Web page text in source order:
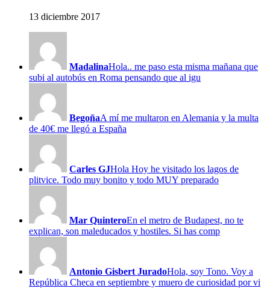
13 diciembre 2017
MadalinaHola.. me paso esta misma mañana que
subi al autobús en Roma pensando que al igu
BegoñaA mí me multaron en Alemania y la multa
de 40€ me llegó a España
Carles GJHola Hoy he visitado los lagos de
plitvice. Todo muy bonito y todo MUY preparado
Mar QuinteroEn el metro de Budapest, no te
explican, son maleducados y hostiles. Si has comp
Antonio Gisbert JuradoHola, soy Tono. Voy a
República Checa en septiembre y muero de curiosidad por vi